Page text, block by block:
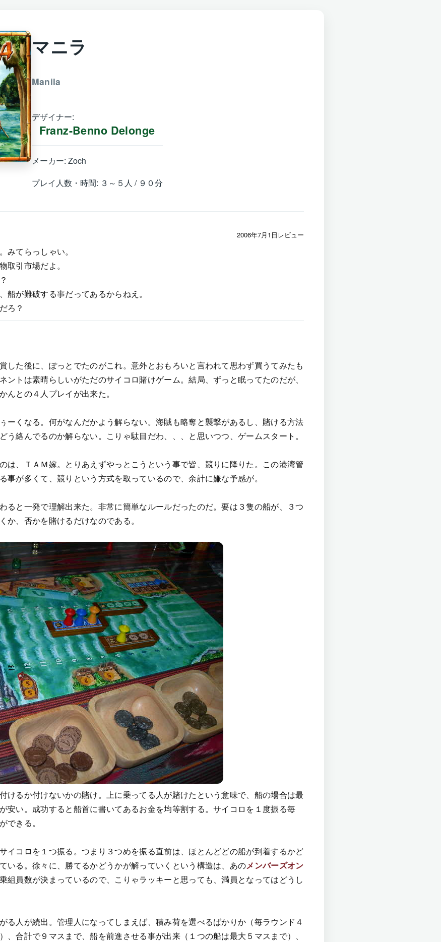
マニラ
Manila
デザイナー:
Franz-Benno Delonge
メーカー: Zoch
プレイ人数・時間: ３～５人 / ９０分
2006年7月1日レビュー
みてらっしゃい。
取引市場だよ。
船が難破する事だってあるからねえ。
ろ？
した後に、ぽっとでたのがこれ。意外とおもろいと言われて思わず買うてみたも
ントは素晴らしいがただのサイコロ賭けゲーム。結局、ずっと眠ってたのだが、
んとの４人プレイが出来た。
ーくなる。何がなんだかよう解らない。海賊も略奪と襲撃があるし、賭ける方法
う絡んでるのか解らない。こりゃ駄目だわ、、、と思いつつ、ゲームスタート。
は、ＴＡＭ嫁。とりあえずやっとこうという事で皆、競りに降りた。この港湾管
事が多くて、競りという方式を取っているので、余計に嫌な予感が。
ると一発で理解出来た。非常に簡単なルールだったのだ。要は３隻の船が、３つ
か、否かを賭けるだけなのである。
けるか付けないかの賭け。上に乗ってる人が賭けたという意味で、船の場合は最
安い。成功すると船首に書いてあるお金を均等割する。サイコロを１度振る毎
できる。
イコロを１つ振る。つまり３つめを振る直前は、ほとんどどの船が到着するかど
いる。徐々に、勝てるかどうかが解っていくという構造は、あのメンバーズオン
組員数が決まっているので、こりゃラッキーと思っても、満員となってはどうし
る人が続出。管理人になってしまえば、積み荷を選べるばかりか（毎ラウンド４
、合計で９マスまで、船を前進させる事が出来（１つの船は最大５マスまで）、